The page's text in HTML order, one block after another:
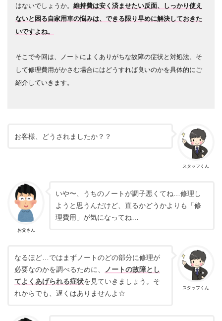
はないでしょうか。維持費は安く済ませたい反面、しっかり使え
ないと困る自家用車の悩みは、できる限り早めに解決しておきた
いですよね。
そこで今回は、ノートによくありがちな故障の症状と対処法、そ
して修理費用がかさむ場合にはどうすれば良いのかを具体的にご
紹介していきます。
スタッフくん
お客様、どうされましたか？？
お父さん
いや〜、うちのノートが調子悪くてね…修理し
ようと思うんだけど、直るかどうかよりも「修
理費用」が気になってね…
スタッフくん
なるほど…ではまずノートのどの部分に修理が
必要なのかを調べるために、
ノートの故障とし
てよくあげられる症状を見ていきましょう。そ
れからでも、遅くはありませんよ☆